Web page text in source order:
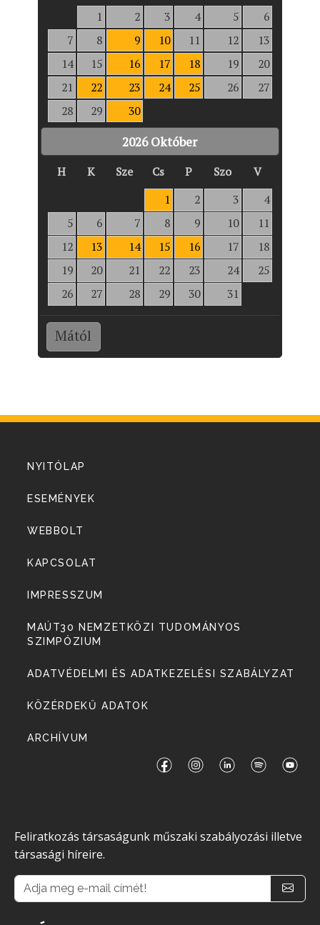
1
2 3 4 5
6
7
8 9 10 11 12
13
14
15 16 17 18 19
20
21
22 23 24 25 26
27
28
29 30
2026Október
H K Sze Cs P Szo
V
1
2 3
4
5
6 7 8 9 10
11
12
13 14 15 16 17
18
19
20 21 22 23 24
25
26
27 28 29 30 31
Mától
NYITÓLAP
ESEMÉNYEK
WEBBOLT
KAPCSOLAT
IMPRESSZUM
MAÚT30 NEMZETKÖZI TUDOMÁNYOS
SZIMPÓZIUM
ADATVÉDELMI ÉS ADATKEZELÉSI SZABÁLYZAT
KÖZÉRDEKŰ ADATOK
ARCHÍVUM
Feliratkozás társaságunk műszaki szabályozási illetve
társasági híreire.